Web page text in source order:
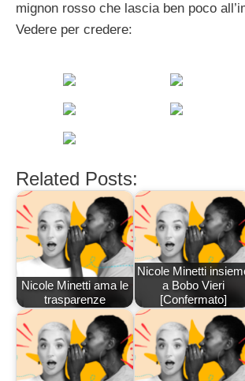
mignon rosso che lascia ben poco
Vedere per credere:
Related Posts:
Nicole Minetti ama le
trasparenze
Nicole Minetti
a Bobo Vieri
[Confermato]